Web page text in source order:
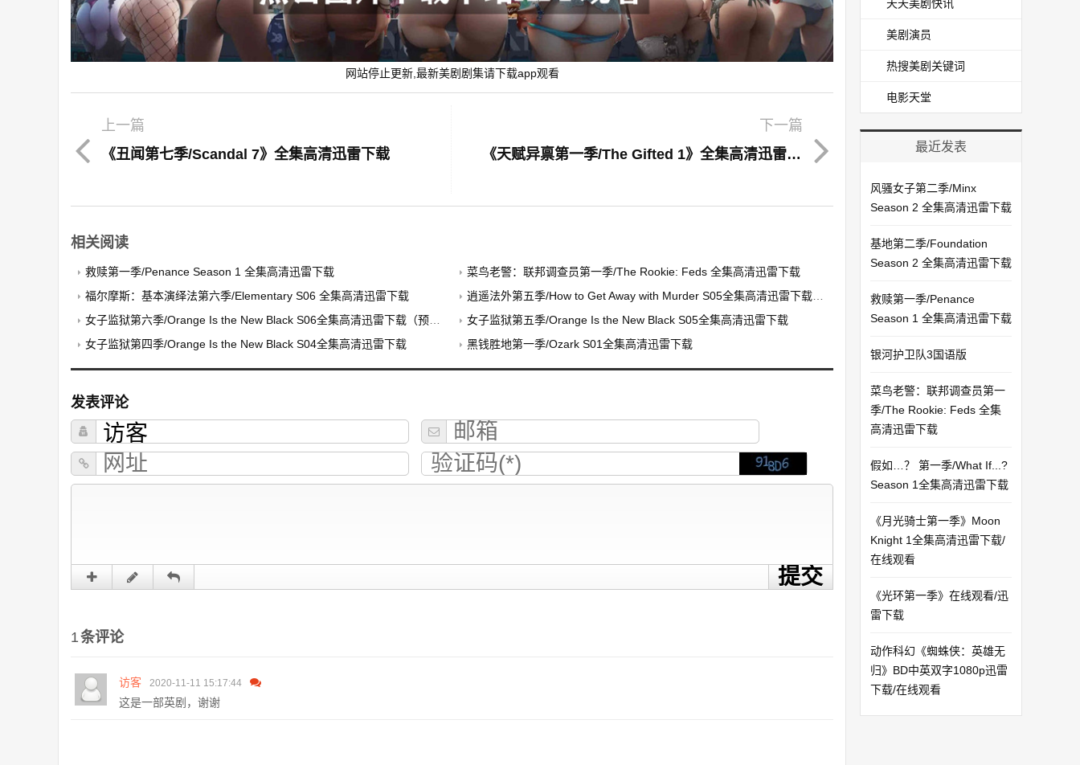
网站停止更新,最新美剧剧集请下载app观看
上一篇
《丑闻第七季/Scandal 7》全集高清迅雷下载
下一篇
《天赋异禀第一季/The Gifted 1》全集高清迅雷下载
相关阅读
救赎第一季/Penance Season 1 全集高清迅雷下载
菜鸟老警：联邦调查员第一季/The Rookie: Feds 全集高清迅雷下载
福尔摩斯：基本演绎法第六季/Elementary S06 全集高清迅雷下载
逍遥法外第五季/How to Get Away with Murder S05全集高清迅雷下载（预告）
女子监狱第六季/Orange Is the New Black S06全集高清迅雷下载（预告）
女子监狱第五季/Orange Is the New Black S05全集高清迅雷下载
女子监狱第四季/Orange Is the New Black S04全集高清迅雷下载
黑钱胜地第一季/Ozark S01全集高清迅雷下载
发表评论
1条评论
访客 2020-11-11 15:17:44
这是一部英剧，谢谢
天天美剧快讯
美剧演员
热搜美剧关键词
电影天堂
最近发表
风骚女子第二季/Minx
Season 2 全集高清迅雷下载
基地第二季/Foundation
Season 2 全集高清迅雷下载
救赎第一季/Penance
Season 1 全集高清迅雷下载
银河护卫队3国语版
菜鸟老警：联邦调查员第一
季/The Rookie: Feds 全集
高清迅雷下载
假如…？ 第一季/What If...?
Season 1全集高清迅雷下载
《月光骑士第一季》Moon
Knight 1全集高清迅雷下载/
在线观看
《光环第一季》在线观看/迅
雷下载
动作科幻《蜘蛛侠：英雄无
归》BD中英双字1080p迅雷
下载/在线观看